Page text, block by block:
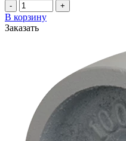
- +
В корзину
Заказать